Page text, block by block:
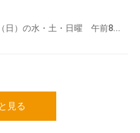
日）の水・土・日曜 午前8...
見る